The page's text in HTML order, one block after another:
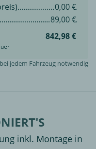
0,00 €
89,00 €
842,98 €
jedem Fahrzeug notwendig
inkl. Montage in